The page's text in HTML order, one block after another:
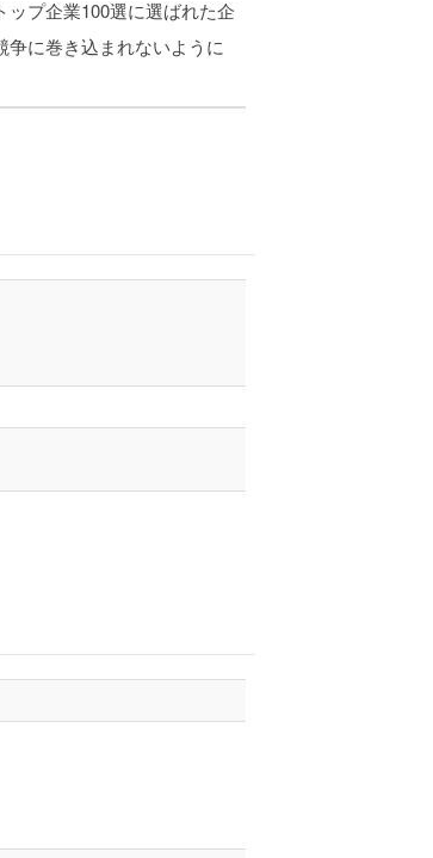
プ企業100選に選ばれた企
に巻き込まれないように